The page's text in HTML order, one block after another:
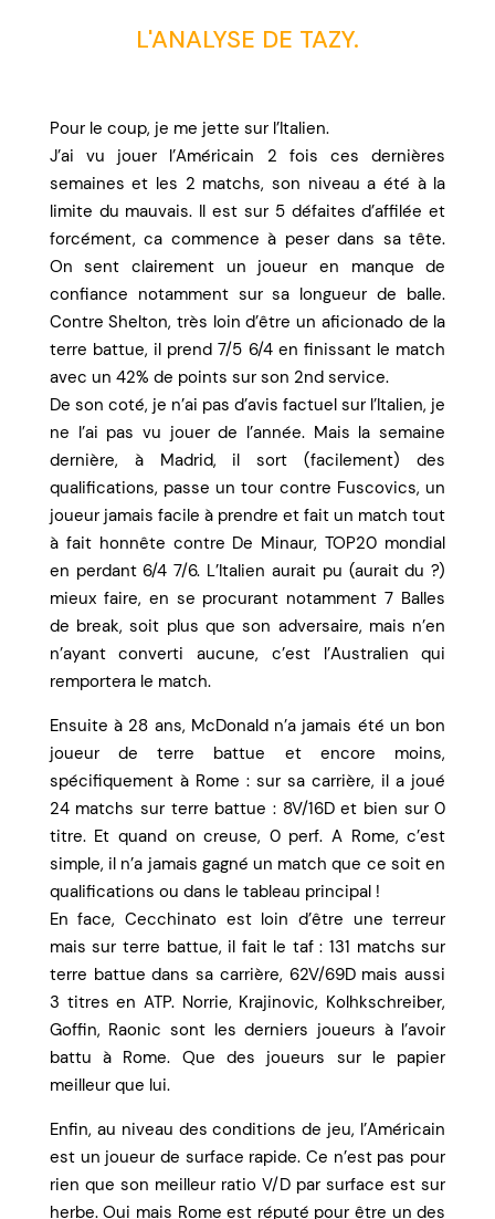
L'ANALYSE DE TAZY.
Pour le coup, je me jette sur l’Italien.
J’ai vu jouer l’Américain 2 fois ces dernières
semaines et les 2 matchs, son niveau a été à la
limite du mauvais. Il est sur 5 défaites d’affilée et
forcément, ca commence à peser dans sa tête.
On sent clairement un joueur en manque de
confiance notamment sur sa longueur de balle.
Contre Shelton, très loin d’être un aficionado de la
terre battue, il prend 7/5 6/4 en finissant le match
avec un 42% de points sur son 2nd service.
De son coté, je n’ai pas d’avis factuel sur l’Italien, je
ne l’ai pas vu jouer de l’année. Mais la semaine
dernière, à Madrid, il sort (facilement) des
qualifications, passe un tour contre Fuscovics, un
joueur jamais facile à prendre et fait un match tout
à fait honnête contre De Minaur, TOP20 mondial
en perdant 6/4 7/6. L’Italien aurait pu (aurait du ?)
mieux faire, en se procurant notamment 7 Balles
de break, soit plus que son adversaire, mais n’en
n’ayant converti aucune, c’est l’Australien qui
remportera le match.
Ensuite à 28 ans, McDonald n’a jamais été un bon
joueur de terre battue et encore moins,
spécifiquement à Rome : sur sa carrière, il a joué
24 matchs sur terre battue : 8V/16D et bien sur 0
titre. Et quand on creuse, 0 perf. A Rome, c’est
simple, il n’a jamais gagné un match que ce soit en
qualifications ou dans le tableau principal !
En face, Cecchinato est loin d’être une terreur
mais sur terre battue, il fait le taf : 131 matchs sur
terre battue dans sa carrière, 62V/69D mais aussi
3 titres en ATP. Norrie, Krajinovic, Kolhkschreiber,
Goffin, Raonic sont les derniers joueurs à l’avoir
battu à Rome. Que des joueurs sur le papier
meilleur que lui.
Enfin, au niveau des conditions de jeu, l’Américain
est un joueur de surface rapide. Ce n’est pas pour
rien que son meilleur ratio V/D par surface est sur
herbe. Oui mais Rome est réputé pour être un des